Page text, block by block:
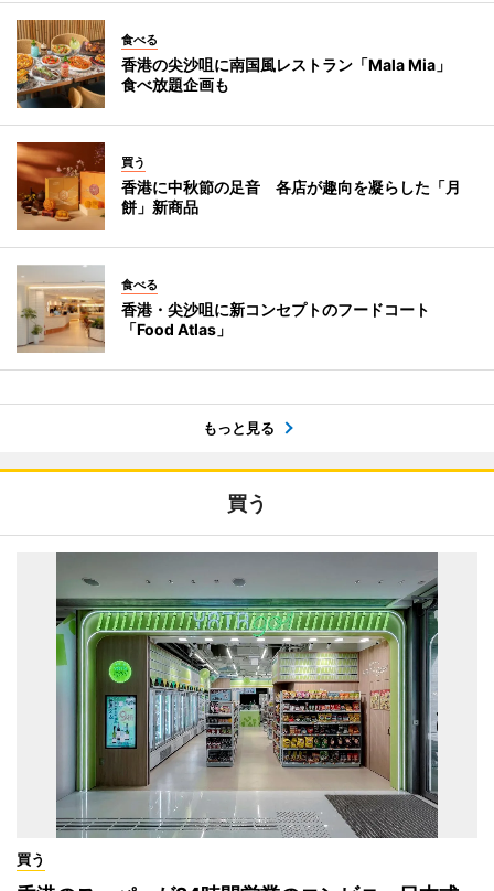
食べる
香港の尖沙咀に南国風レストラン「Mala Mia」
食べ放題企画も
買う
香港に中秋節の足音 各店が趣向を凝らした「月
餅」新商品
食べる
香港・尖沙咀に新コンセプトのフードコート
「Food Atlas」
もっと見る
買う
買う